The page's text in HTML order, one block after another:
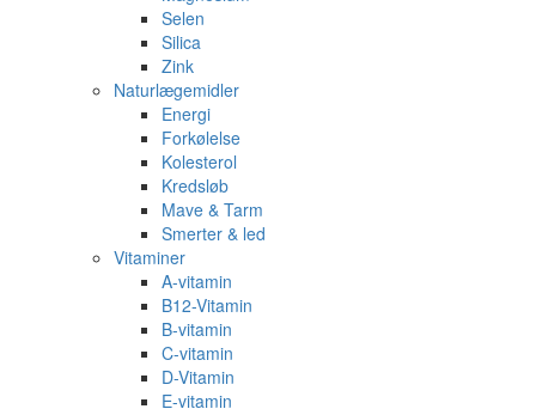
Selen
Silica
Zink
Naturlægemidler
Energi
Forkølelse
Kolesterol
Kredsløb
Mave & Tarm
Smerter & led
Vitaminer
A-vitamin
B12-Vitamin
B-vitamin
C-vitamin
D-Vitamin
E-vitamin